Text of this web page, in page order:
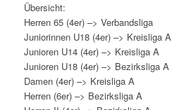
Übersicht:
Herren 65 (4er) –> Verbandsliga
Juniorinnen U18 (4er) –> Kreisliga A
Junioren U14 (4er) –> Kreisliga A
Junioren U18 (4er) –> Bezirksliga A
Damen (4er) –> Kreisliga A
Herren (6er) –> Bezirksliga A